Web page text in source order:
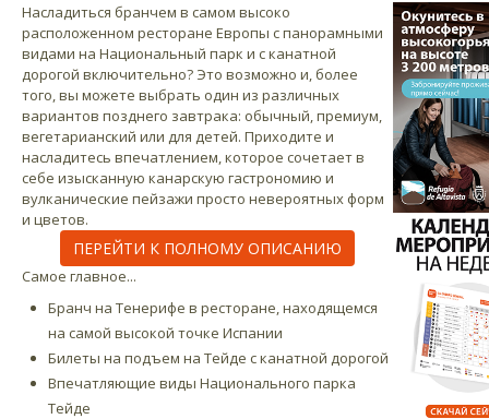
Насладиться бранчем в самом высоко
расположенном ресторане Европы с панорамными
видами на Национальный парк и с канатной
дорогой включительно? Это возможно и, более
того, вы можете выбрать один из различных
вариантов позднего завтрака: обычный, премиум,
вегетарианский или для детей. Приходите и
насладитесь впечатлением, которое сочетает в
себе изысканную канарскую гастрономию и
вулканические пейзажи просто невероятных форм
и цветов.
ПЕРЕЙТИ К ПОЛНОМУ ОПИСАНИЮ
Cамое главное...
Бранч на Тенерифе в ресторане, находящемся
на самой высокой точке Испании
Билеты на подъем на Тейде с канатной дорогой
Впечатляющие виды Национального парка
Тейде